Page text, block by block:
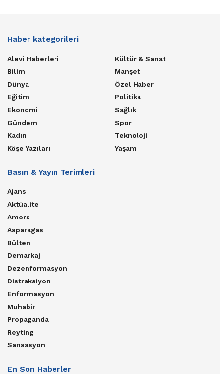
Haber kategorileri
Alevi Haberleri
Bilim
Dünya
Eğitim
Ekonomi
Gündem
Kadın
Köşe Yazıları
Kültür & Sanat
Manşet
Özel Haber
Politika
Sağlık
Spor
Teknoloji
Yaşam
Basın & Yayın Terimleri
Ajans
Aktüalite
Amors
Asparagas
Bülten
Demarkaj
Dezenformasyon
Distraksiyon
Enformasyon
Muhabir
Propaganda
Reyting
Sansasyon
En Son Haberler